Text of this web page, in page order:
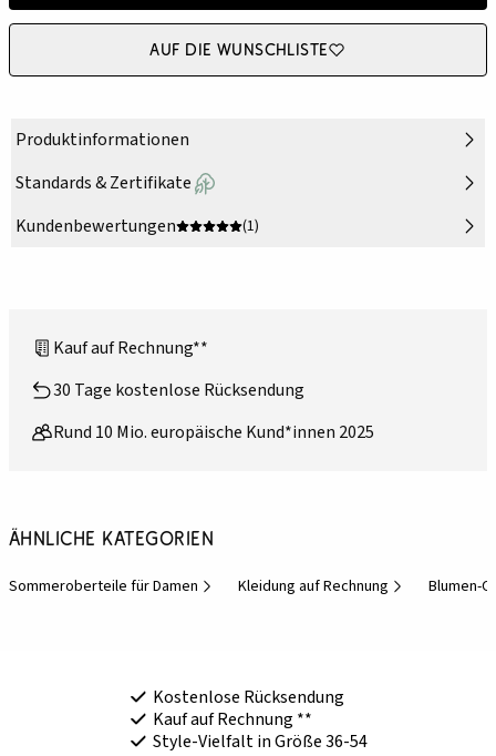
Auf die Wunschliste
Produktinformationen
Standards & Zertifikate
Kundenbewertungen
(1)
Kauf auf Rechnung**
30 Tage kostenlose Rücksendung
Rund 10 Mio. europäische Kund*innen 2025
Ähnliche Kategorien
Sommeroberteile für Damen Kleidung auf Rechnung Blumen-
Kostenlose Rücksendung
Kauf auf Rechnung **
Style-Vielfalt in Größe 36-54